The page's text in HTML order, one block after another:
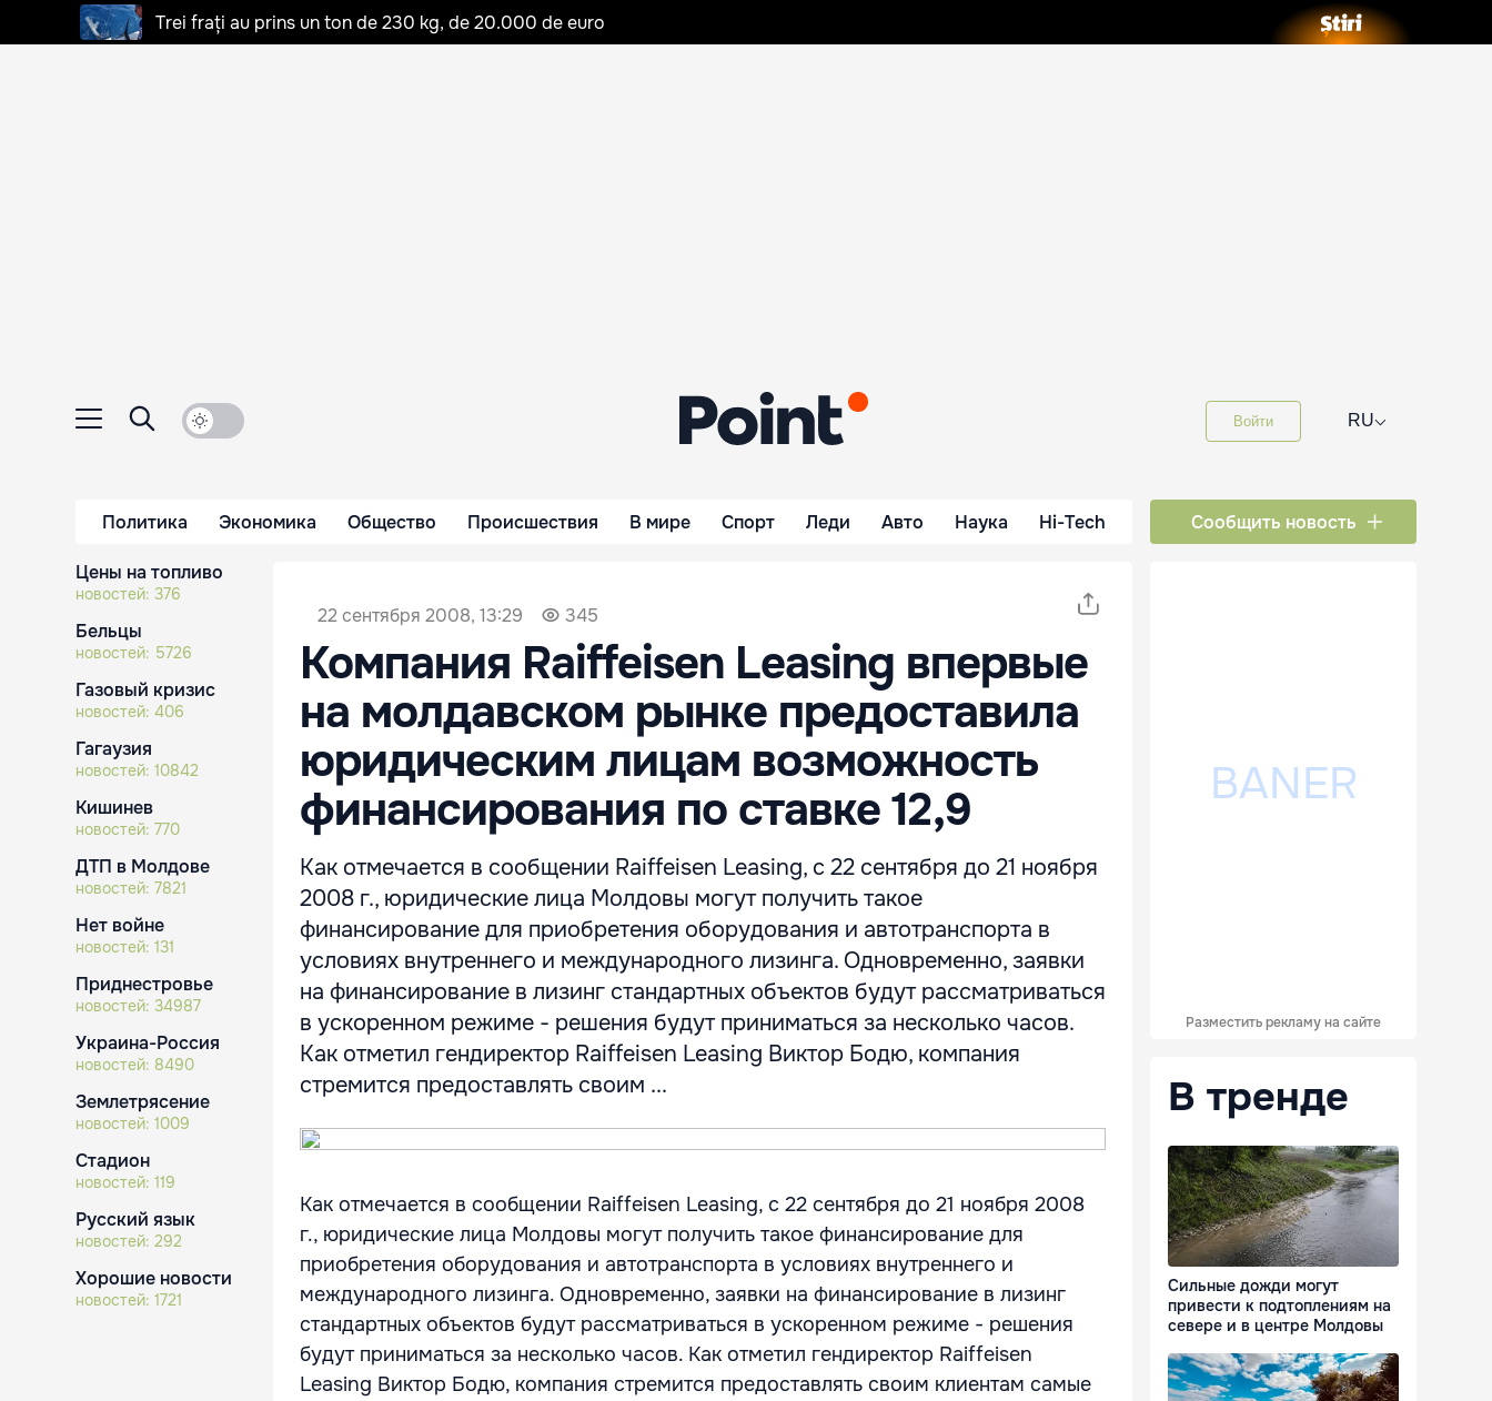
Trei frați au prins un ton de 230 kg, de 20.000 de euro
Войти RU⌵
Политика Экономика Общество Происшествия В мире Спорт Леди Авто Наука Hi-Tech Сообщить новость
Цены на топливо
новостей: 376
Бельцы
новостей: 5726
Газовый кризис
новостей: 406
Гагаузия
новостей: 10842
Кишинев
новостей: 770
ДТП в Молдове
новостей: 7821
Нет войне
новостей: 131
Приднестровье
новостей: 34987
Украина-Россия
новостей: 8490
Землетрясение
новостей: 1009
Стадион
новостей: 119
Русский язык
новостей: 292
Хорошие новости
новостей: 1721
22 сентября 2008, 13:29 345
Компания Raiffeisen Leasing впервые
на молдавском рынке предоставила
юридическим лицам возможность
финансирования по ставке 12,9
Как отмечается в сообщении Raiffeisen Leasing, с 22 сентября до 21 ноября
2008 г., юридические лица Молдовы могут получить такое
финансирование для приобретения оборудования и автотранспорта в
условиях внутреннего и международного лизинга. Одновременно, заявки
на финансирование в лизинг стандартных объектов будут рассматриваться
в ускоренном режиме - решения будут приниматься за несколько часов.
Как отметил гендиректор Raiffeisen Leasing Виктор Бодю, компания
стремится предоставлять своим ...
Как отмечается в сообщении Raiffeisen Leasing, с 22 сентября до 21 ноября 2008
г., юридические лица Молдовы могут получить такое финансирование для
приобретения оборудования и автотранспорта в условиях внутреннего и
международного лизинга. Одновременно, заявки на финансирование в лизинг
стандартных объектов будут рассматриваться в ускоренном режиме - решения
будут приниматься за несколько часов. Как отметил гендиректор Raiffeisen
Leasing Виктор Бодю, компания стремится предоставлять своим клиентам самые
Разместить рекламу на сайте
В тренде
Сильные дожди могут
привести к подтоплениям на
севере и в центре Молдовы